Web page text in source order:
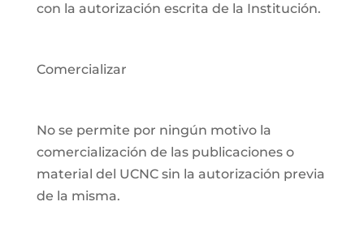
con la autorización escrita de la Institución.
Comercializar
No se permite por ningún motivo la
comercialización de las publicaciones o
material del UCNC sin la autorización previa
de la misma.